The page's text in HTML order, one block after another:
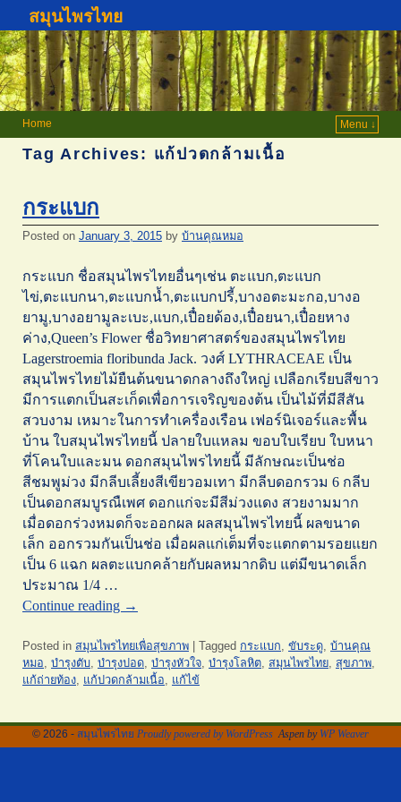
สมุนไพรไทย
Home Menu ↓
Tag Archives: แก้ปวดกล้ามเนื้อ
กระแบก
Posted on January 3, 2015 by บ้านคุณหมอ
กระแบก ชื่อสมุนไพรไทยอื่นๆเช่น ตะแบก,ตะแบก
ไข่,ตะแบกนา,ตะแบกน้ำ,ตะแบกปรี้,บางอตะมะกอ,บางอ
ยามู,บางอยามูละเบะ,แบก,เปื๋อยด้อง,เปื๋อยนา,เปื๋อยหาง
ค่าง,Queen’s Flower ชื่อวิทยาศาสตร์ของสมุนไพรไทย
Lagerstroemia floribunda Jack. วงศ์ LYTHRACEAE เป็น
สมุนไพรไทยไม้ยืนต้นขนาดกลางถึงใหญ่ เปลือกเรียบสีขาว
มีการแตกเป็นสะเก็ดเพื่อการเจริญของต้น เป็นไม้ที่มีสีสัน
สวบงาม เหมาะในการทำเครื่องเรือน เฟอร์นิเจอร์และพื้น
บ้าน ใบสมุนไพรไทยนี้ ปลายใบแหลม ขอบใบเรียบ ใบหนา
ที่โคนใบและมน ดอกสมุนไพรไทยนี้ มีลักษณะเป็นช่อ
สีชมพูม่วง มีกลีบเลี้ยงสีเขียวอมเทา มีกลีบดอกรวม 6 กลีบ
เป็นดอกสมบูรณืเพศ ดอกแก่จะมีสีม่วงแดง สวยงามมาก
เมื่อดอกร่วงหมดก็จะออกผล ผลสมุนไพรไทยนี้ ผลขนาด
เล็ก ออกรวมกันเป็นช่อ เมื่อผลแก่เต็มที่จะแตกตามรอยแยก
เป็น 6 แฉก ผลตะแบกคล้ายกับผลหมากดิบ แต่มีขนาดเล็ก
ประมาณ 1/4 …
Continue reading →
Posted in สมุนไพรไทยเพื่อสุขภาพ Tagged กระแบก, ขับระดู, บ้านคุณ
หมอ, บำรุงตับ, บำรุงปอด, บำรุงหัวใจ, บำรุงโลหิต, สมุนไพรไทย, สุขภาพ,
แก้ถ่ายท้อง, แก้ปวดกล้ามเนื้อ, แก้ไข้
© 2026 - สมุนไพรไทย Proudly powered by WordPress Aspen by WP Weaver